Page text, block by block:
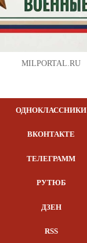
MILPORTAL.RU
ОДНОКЛАССНИКИ
ВКОНТАКТЕ
ТЕЛЕГРАММ
РУТЮБ
ДЗЕН
RSS